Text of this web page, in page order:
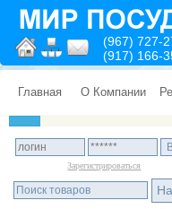
(967) 727-
(917) 166-
Главная О Компании
Зарегистрироваться